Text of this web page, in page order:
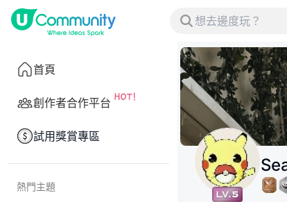
首頁
創作者合作平台
試用獎賞專區
熱門主題